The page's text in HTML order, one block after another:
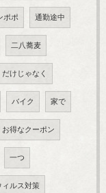
ポポ 通勤途中
二八蕎麦
だけじゃなく
バイク 家で
お得なクーポン
一つ
ィルス対策